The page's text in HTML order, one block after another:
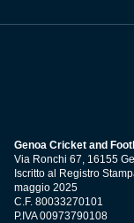
Genoa Cricket and
Via Ronchi 67, 16155
Iscritto al Registro
maggio 2025
C.F. 80033270101
P.IVA 00973790108